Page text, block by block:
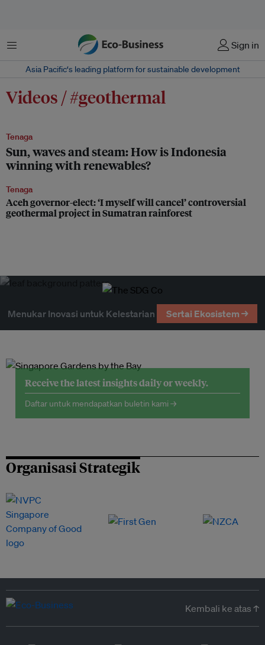
Menu Sign in
Asia Pacific‘s leading platform for sustainable development
Videos / #geothermal
Tenaga
Sun, waves and steam: How is Indonesia
winning with renewables?
Tenaga
Aceh governor-elect: ‘I myself will cancel’ controversial
geothermal project in Sumatran rainforest
Menukar Inovasi untuk Kelestarian Sertai Ekosistem →
Receive the latest insights daily or weekly.
Daftar untuk mendapatkan buletin kami →
Organisasi Strategik
Kembali ke atas ↑